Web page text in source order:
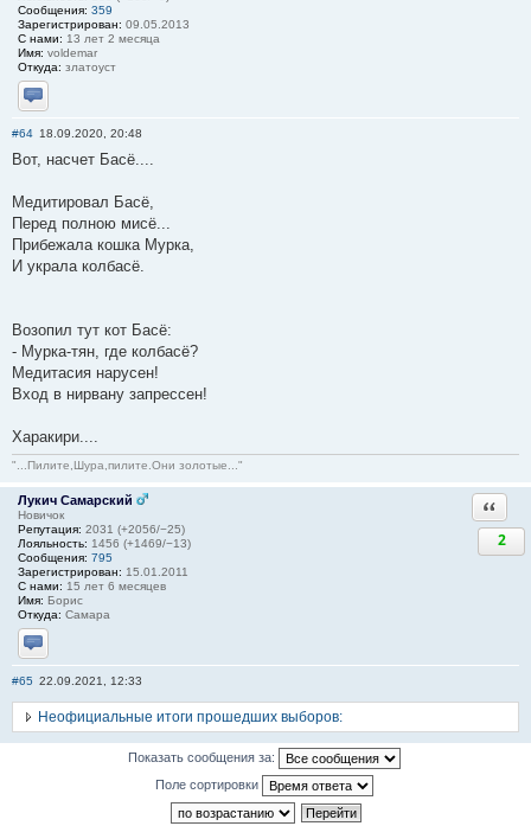
Сообщения: 359
Зарегистрирован: 09.05.2013
С нами: 13 лет 2 месяца
Имя: voldemar
Откуда: златоуст
Отправить личное сообщение
#64 18.09.2020, 20:48
Вот, насчет Басё....
Медитировал Басё,
Перед полною мисё...
Прибежала кошка Мурка,
И украла колбасё.
Возопил тут кот Басё:
- Мурка-тян, где колбасё?
Медитасия нарусен!
Вход в нирвану запрессен!
Харакири....
"...Пилите,Шура,пилите.Они золотые..."
Лукич Самарский
Новичок
Репутация: 2031 (+2056/−25)
Лояльность: 1456 (+1469/−13)
Сообщения: 795
Зарегистрирован: 15.01.2011
С нами: 15 лет 6 месяцев
Имя: Борис
Откуда: Самара
Отправить личное сообщение
2
#65 22.09.2021, 12:33
Неофициальные итоги прошедших выборов:
Показать сообщения за:
Поле сортировки